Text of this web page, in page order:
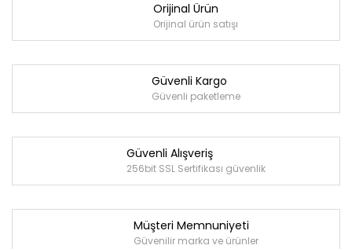
Orijinal Ürün
Orijinal ürün satışı
Güvenli Kargo
Güvenli paketleme
Güvenli Alışveriş
256bit SSL Sertifikası güvenlik
Müşteri Memnuniyeti
Güvenilir marka ve ürünler